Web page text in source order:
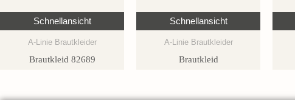
Schnellansicht
A-Linie Brautkleider
Brautkleid 82689
Schnellansicht
A-Linie Brautkleider
Brautkleid